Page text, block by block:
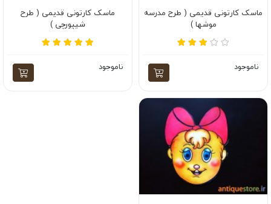
ماسک کارتونی قدیمی ( طرح مدرسه
موشها )
ناموجود
ماسک کارتونی قدیمی ( طرح
شیپورچی )
ناموجود